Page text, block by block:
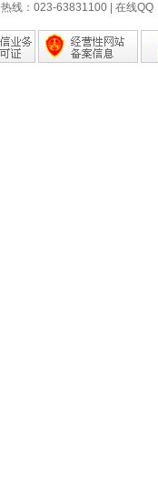
热线：023-63831100 | 在线